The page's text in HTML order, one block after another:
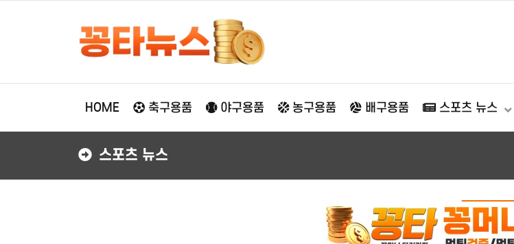
HOME 축구용품 야구용품 농구용품 배구용품 스포츠 뉴스
스포츠 뉴스